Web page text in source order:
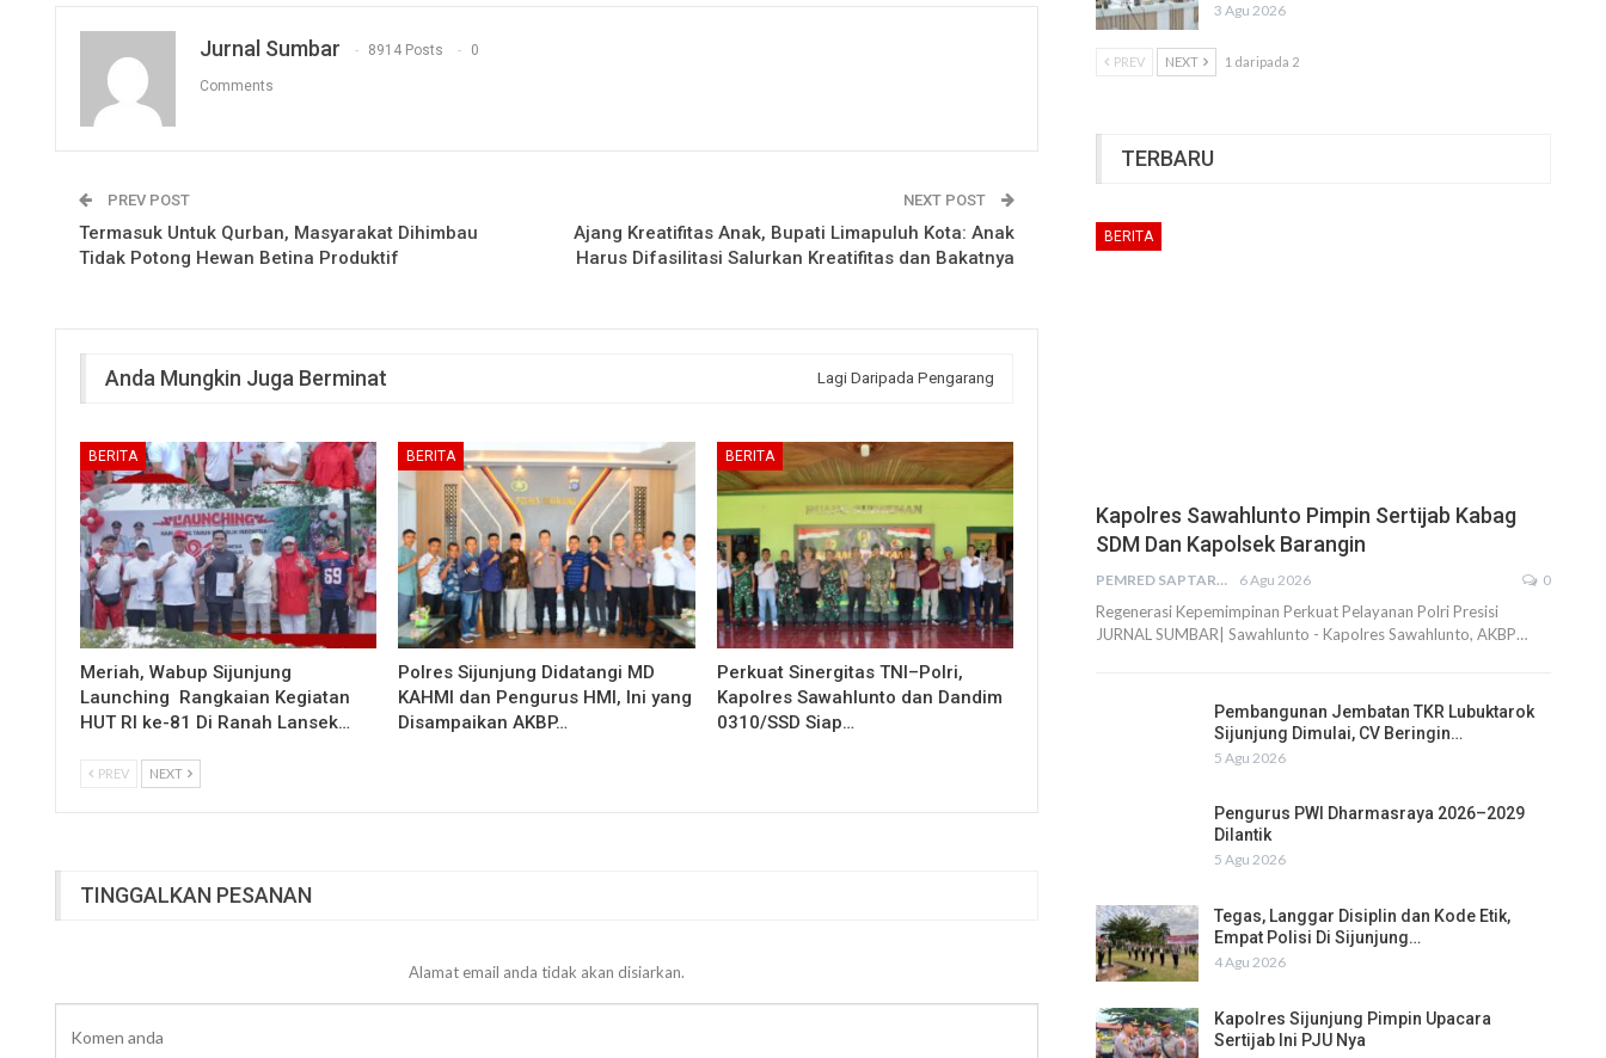
Jurnal Sumbar 8914 Posts 0
Comments
PREV POST
Termasuk Untuk Qurban, Masyarakat Dihimbau
Tidak Potong Hewan Betina Produktif
NEXT POST
Ajang Kreatifitas Anak, Bupati Limapuluh Kota: Anak
Harus Difasilitasi Salurkan Kreatifitas dan Bakatnya
Anda Mungkin Juga Berminat Lagi Daripada Pengarang
BERITA
Meriah, Wabup Sijunjung
Launching Rangkaian Kegiatan
HUT RI ke-81 Di Ranah Lansek…
BERITA
Polres Sijunjung Didatangi MD
KAHMI dan Pengurus HMI, Ini yang
Disampaikan AKBP…
BERITA
Perkuat Sinergitas TNI–Polri,
Kapolres Sawahlunto dan Dandim
0310/SSD Siap…
PREV NEXT
TINGGALKAN PESANAN
Alamat email anda tidak akan disiarkan.
3 Agu 2026
PREV NEXT 1 daripada 2
TERBARU
BERITA
Kapolres Sawahlunto Pimpin Sertijab Kabag
SDM Dan Kapolsek Barangin
PEMRED SAPTARIUS 6 Agu 2026 0
Regenerasi Kepemimpinan Perkuat Pelayanan Polri Presisi
JURNAL SUMBAR| Sawahlunto - Kapolres Sawahlunto, AKBP…
Pembangunan Jembatan TKR Lubuktarok
Sijunjung Dimulai, CV Beringin…
5 Agu 2026
Pengurus PWI Dharmasraya 2026–2029
Dilantik
5 Agu 2026
Tegas, Langgar Disiplin dan Kode Etik,
Empat Polisi Di Sijunjung…
4 Agu 2026
Kapolres Sijunjung Pimpin Upacara
Sertijab Ini PJU Nya